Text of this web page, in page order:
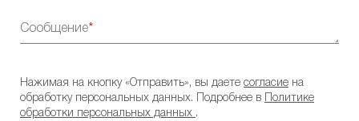
Сообщение
Нажимая на кнопку «Отправить», вы даете согласие на
обработку персональных данных. Подробнее в
Политике
обработки персональных данных .